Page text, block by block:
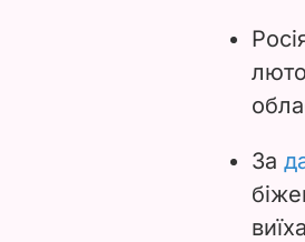
За